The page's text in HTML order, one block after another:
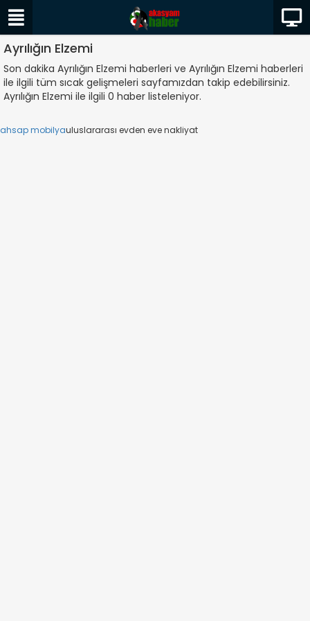
Ayrılığın Elzemi
Son dakika Ayrılığın Elzemi haberleri ve Ayrılığın Elzemi haberleri
ile ilgili tüm sıcak gelişmeleri sayfamızdan takip edebilirsiniz.
Ayrılığın Elzemi ile ilgili 0 haber listeleniyor.
ahsap mobilyauluslararası evden eve nakliyat